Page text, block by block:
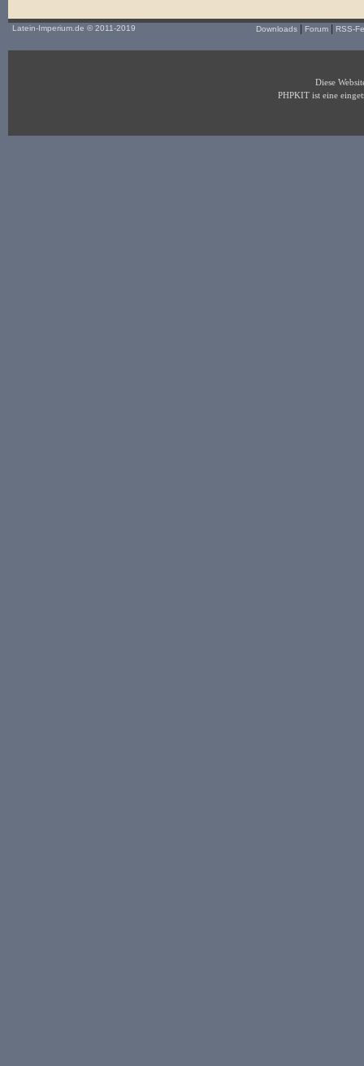
Latein-Imperium.de © 2011-2019 Downloads Forum RSS-
Diese
PHPKIT ist eine